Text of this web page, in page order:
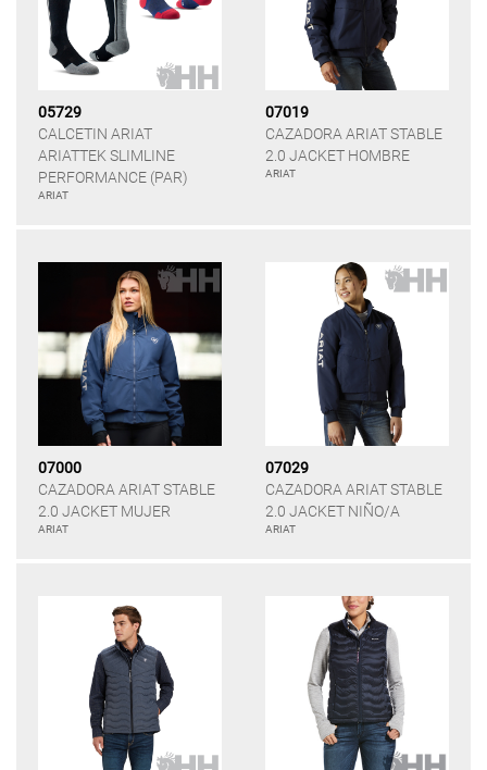
05729
CALCETIN ARIAT
ARIATTEK SLIMLINE
PERFORMANCE (PAR)
ARIAT
07019
CAZADORA ARIAT STABLE
2.0 JACKET HOMBRE
ARIAT
07000
CAZADORA ARIAT STABLE
2.0 JACKET MUJER
ARIAT
07029
CAZADORA ARIAT STABLE
2.0 JACKET NIÑO/A
ARIAT